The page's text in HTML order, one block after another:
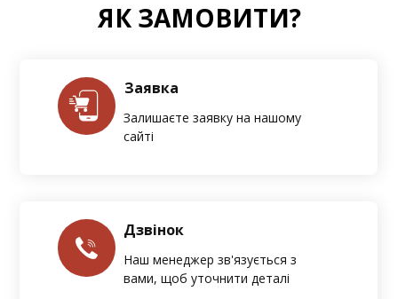
ЯК ЗАМОВИТИ?
Заявка
Залишаєте заявку на нашому
сайті
Дзвінок
Наш менеджер зв'язується з
вами, щоб уточнити деталі